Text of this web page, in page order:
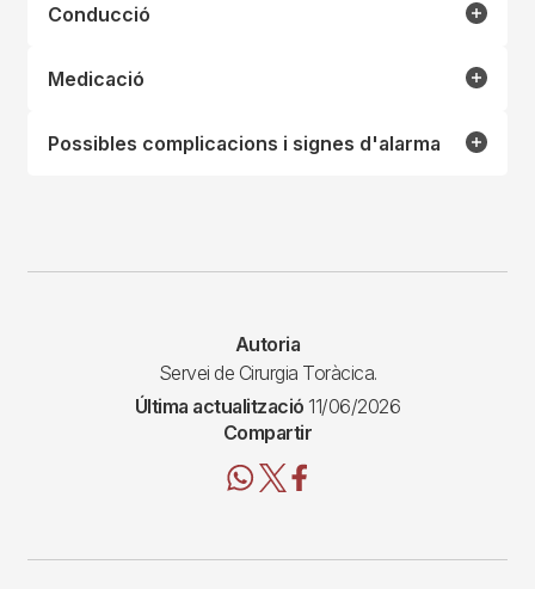
Conducció
Medicació
Possibles complicacions i signes d'alarma
Autoria
Servei de Cirurgia Toràcica.
Última actualització 11/06/2026
Compartir